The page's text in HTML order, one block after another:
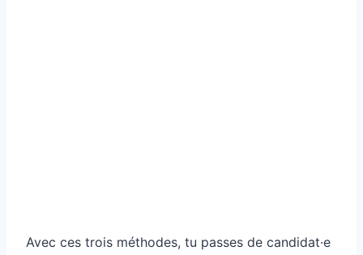
Avec ces trois méthodes, tu passes de candidat·e